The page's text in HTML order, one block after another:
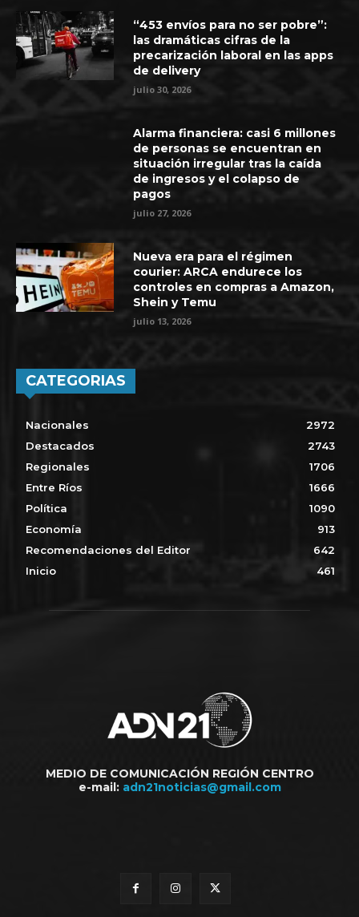
“453 envíos para no ser pobre”:
las dramáticas cifras de la
precarización laboral en las apps
de delivery
julio 30, 2026
Alarma financiera: casi 6 millones
de personas se encuentran en
situación irregular tras la caída
de ingresos y el colapso de
pagos
julio 27, 2026
Nueva era para el régimen
courier: ARCA endurece los
controles en compras a Amazon,
Shein y Temu
julio 13, 2026
CATEGORIAS
Nacionales
2972
Destacados
2743
Regionales
1706
Entre Ríos
1666
Política
1090
Economía
913
Recomendaciones del Editor
642
Inicio
461
MEDIO DE COMUNICACIÓN REGIÓN CENTRO
e-mail: adn21noticias@gmail.com